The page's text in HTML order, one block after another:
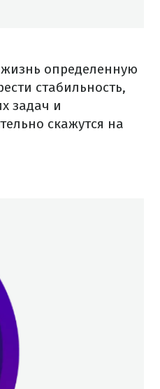
определенную
стабильность,
задач и
скажутся на